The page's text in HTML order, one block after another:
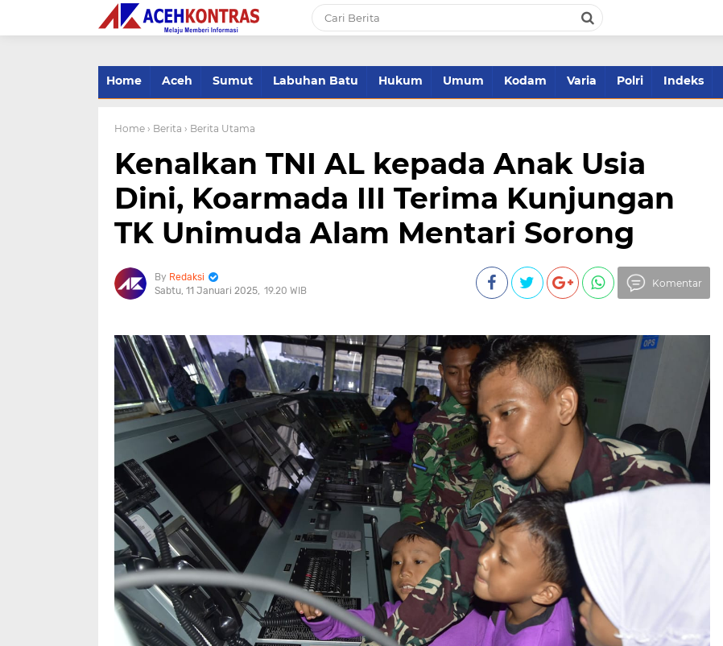
Home Aceh Sumut Labuhan Batu Hukum Umum Kodam Varia Polri Indeks
Home › Berita › Berita Utama
Kenalkan TNI AL kepada Anak Usia
Dini, Koarmada III Terima Kunjungan
TK Unimuda Alam Mentari Sorong
Redaksi
Sabtu, 11 Januari 2025 19.20 WIB
Komentar